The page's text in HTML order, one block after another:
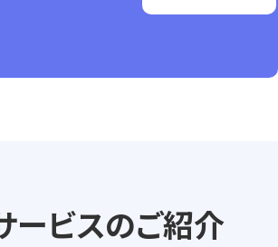
ービスのご紹介